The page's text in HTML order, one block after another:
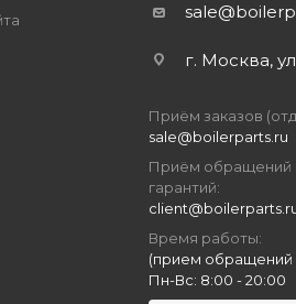
г. Москва,
Приём заказов
sale@boilerparts.ru
Приём обращений
гарантий:
Время работы:
(прием обращений
Пн-Вс: 8:00 - 20:00